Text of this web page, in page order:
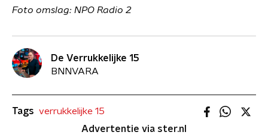
Foto omslag: NPO Radio 2
De Verrukkelijke 15
BNNVARA
Tags verrukkelijke 15
Advertentie via ster.nl